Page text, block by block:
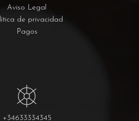
Aviso Legal
de privacidad
Pagos
+34633334345